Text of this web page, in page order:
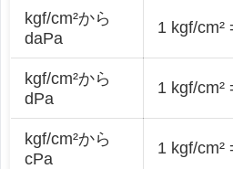
kgf/cm²から
daPa
1 kgf/cm²
kgf/cm²から
dPa
1 kgf/cm²
kgf/cm²から
cPa
1 kgf/cm²